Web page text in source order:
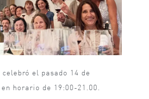
celebró el pasado 14 de
horario de 19:00-21.00.